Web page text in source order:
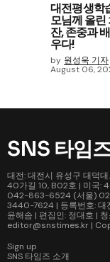
대전평생학
모님께 올린
잔, 존중과
우다!
by 원성욱 기자
August 06,
SNS 타임
대전: 대전시 유성구 대덕
40가길 10, B02호 | 미국:
042-863-6524 (서울)
3440-7624 | 등록번호: 대
윤해솜 | 편집인: 정대호 |
editor@snstimes.kr |
Sign up
SNS 타임즈 소개